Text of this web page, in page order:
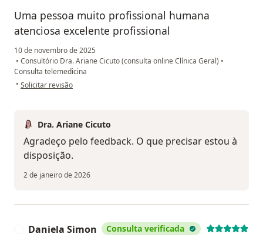
Uma pessoa muito profissional humana
atenciosa excelente profissional
10 de novembro de 2025
• Consultório Dra. Ariane Cicuto (consulta online Clínica Geral) •
Consulta telemedicina
• na opinião do utilizador Lúcio Hugo silva
Solicitar revisão
Dra. Ariane Cicuto
Agradeço pelo feedback. O que precisar estou à
disposição.
2 de janeiro de 2026
Daniela Simon Consulta verificada